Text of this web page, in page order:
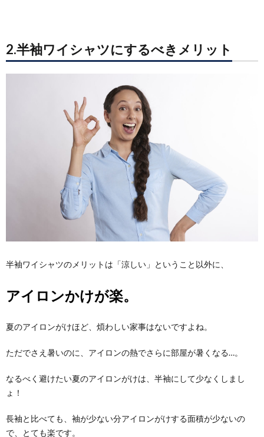
2.半袖ワイシャツにするべきメリット
半袖ワイシャツのメリットは「涼しい」ということ以外に、
アイロンかけが楽。
夏のアイロンがけほど、煩わしい家事はないですよね。
ただでさえ暑いのに、アイロンの熱でさらに部屋が暑くなる…。
なるべく避けたい夏のアイロンがけは、半袖にして少なくしまし
ょ！
長袖と比べても、袖が少ない分アイロンがけする面積が少ないの
で、とても楽です。